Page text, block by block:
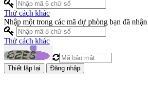
Thử cách khác
Nhập một trong các mã dự phòng bạn đã
Thử cách khác
Đăng nhập